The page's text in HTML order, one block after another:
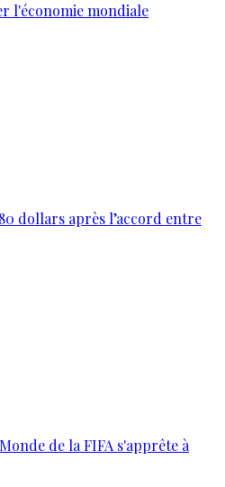
l'économie mondiale
dollars après l’accord entre
de la FIFA s'apprête à